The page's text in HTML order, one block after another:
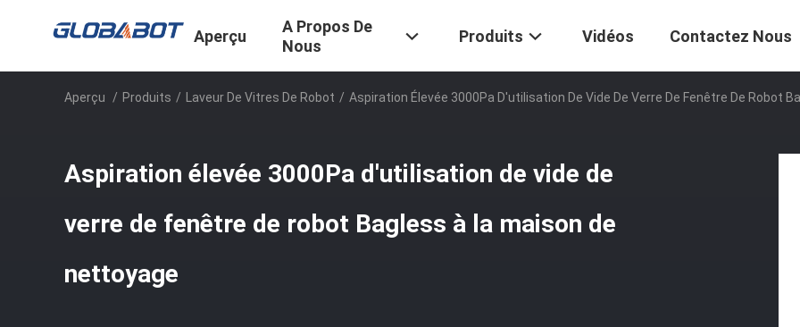
Aperçu
A Propos De
Nous
Produits Vidéos Contactez Nous
Aperçu / Produits / Laveur De Vitres De Robot / Aspiration Élevée 3000Pa D'utilisation De Vide De Verre De Fenêtre De Robot
Aspiration élevée 3000Pa d'utilisation de vide de
verre de fenêtre de robot Bagless à la maison de
nettoyage